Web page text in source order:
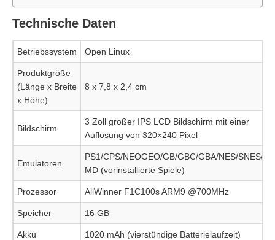
Technische Daten
Betriebssystem Open Linux
Produktgröße
(Länge x Breite
x Höhe)
8 x 7,8 x 2,4 cm
Bildschirm
3 Zoll großer IPS LCD Bildschirm mit einer
Auflösung von 320×240 Pixel
Emulatoren
PS1/CPS/NEOGEO/GB/GBC/GBA/NES/SNES/
MD (vorinstallierte Spiele)
Prozessor AllWinner F1C100s ARM9 @700MHz
Speicher 16 GB
Akku 1020 mAh (vierstündige Batterielaufzeit)